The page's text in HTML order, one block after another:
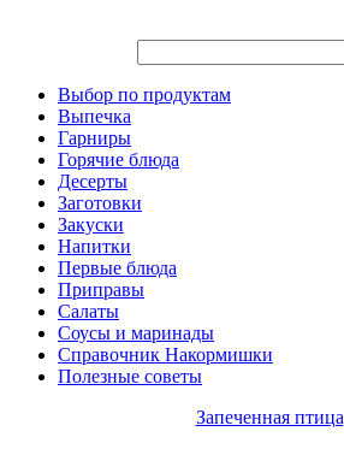
Выбор по продуктам
Выпечка
Гарниры
Горячие блюда
Десерты
Заготовки
Закуски
Напитки
Первые блюда
Приправы
Салаты
Соусы и маринады
Справочник Накормишки
Полезные советы
Запеченная птица